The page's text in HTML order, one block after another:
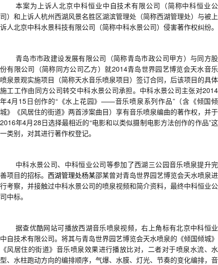
本案为 上诉人北京中科恒业中自技术有限公司（简称中科恒业公
司）和上诉人杭州西湖风景名胜区湖滨管理处（简称西湖管理处）与被上
诉人北京中科水景科技有限公司（简称中科水景公司）侵害著作权纠纷。
青岛市市政建设发展有限公司（简称青岛市政公司甲方）与同方股
份有限公司（简称同方公司乙方）就2014青岛世界园艺博览会天水音乐
喷泉景观实施项目 （简称天水音乐喷泉项目） 签订合同，后该项目的具体
施工工作由同方公司转交中科水景公司承担。 中科水景公司主张对2014
年4月15日创作的“《水上花园》——音乐喷泉系列作品”（含 《倾国倾
城》《风居住的街道》 两首涉案曲目）享有音乐喷泉编曲的著作权，并于
2016年4月28日选择最相近的“电影和以类似摄制电影方法创作的作品”这
一类别， 对其进行著作权登记。
中科水景公司、中科恒业公司等参加了西湖三公园音乐喷泉提升完
善项目的招标。 西湖管理处杨某邵某曾对青岛世界园艺博览会天水喷泉进
行考察，并接触过中科水景公司的喷泉视频和简介资料， 最终中科恒业公
司中标。
据查优酷网站可播放西湖音乐喷泉视频，右上角标有北京中科恒业
中自技术有限公司。将其与青岛世界园艺博览会天水喷泉的《倾国倾城》
《风居住的街道》音乐喷泉效果进行播放比对，二者对于喷泉水流、水
型、水柱跑动方向的编排顺序，气爆、水膜、灯光、节奏的变化编排，音